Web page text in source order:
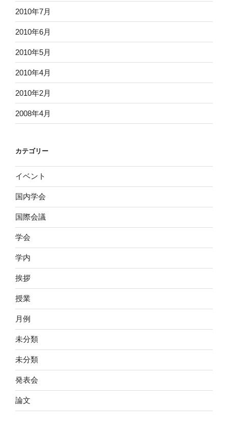
2010年7月
2010年6月
2010年5月
2010年4月
2010年2月
2008年4月
カテゴリー
イベント
国内学会
国際会議
学会
学内
挨拶
授業
月例
未分類
未分類
発表会
論文